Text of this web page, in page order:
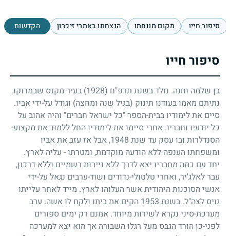
סיפור חייו מקום מנוחתו הנצחתו באתרי זיכרון הקדשות
סיפור חייו
בן שלמה וחנה. נולד בשנת תרפ"ח (1928)
בעיר מקנס שבמרוקו.
נתיתם מאמו בעודנו תינוק (בגיל שנה ומחצה) וגודל על-ידי אביו.
סיים את לימודיו בבית-הספר "כל ישראל חברים" והיה אהוב על
כל יודעיו וחבריו. אחרי סיימו את לימודיו החל ללמוד את מקצוע-
הסנדלרות ובו עסק עד שנת 1948, אבל אז עזב את אביו
ומשפחתו הענפה ללא הודעה מוקדמת, ומטרתו - עליה לארץ.
יחד עם כמה מחבריו יצא לדרך ללא ניירות רשמיים וללא דרכון,
עבר לאלג'יר, ואחרי טלטולי-נדודים ושוד-ערבים נגאל על-ידי
אנשי הסוכנות היהודית אשר העלוהו לארץ. מייד לאחר עלייתו
גויס לצה"ל. בשנת 1953 הקים את ביתו ולקח לו אשה. ערב
מערכת-סיני נקרא לשירות מיוחד. אמנם רק ימים ספורים
לפני-כן הורד הגבס מעל רגלו השבורה אך הוא יצא למערכה